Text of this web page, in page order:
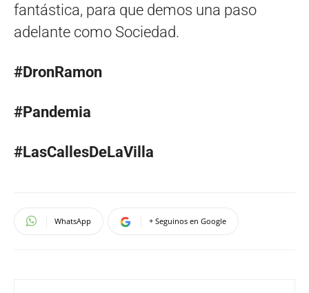
fantástica, para que demos una paso
adelante como Sociedad.
#DronRamon
#Pandemia
#LasCallesDeLaVilla
WhatsApp + Seguinos en Google